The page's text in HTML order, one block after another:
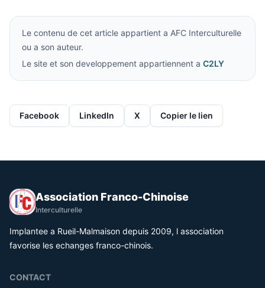
Le contenu de cet article appartient a AFC Interculturelle
ou a son auteur.
Le site et son developpement appartiennent a C2LY
Facebook LinkedIn X Copier le lien
Association Franco-Chinoise
Interculturelle
Implantee a Rueil-Malmaison depuis 2009, l association
favorise les echanges franco-chinois.
CONTACT